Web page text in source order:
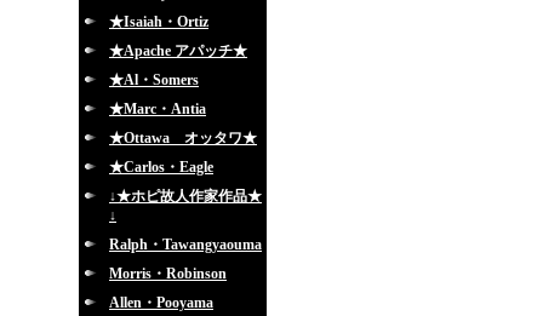
★Isaiah・Ortiz
★Apache アパッチ★
★Al・Somers
★Marc・Antia
★Ottawa オッタワ★
★Carlos・Eagle
↓★ホピ故人作家作品★
↓
Ralph・Tawangyaouma
Morris・Robinson
Allen・Pooyama